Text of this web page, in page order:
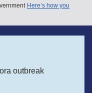
Here’s how you
outbreak